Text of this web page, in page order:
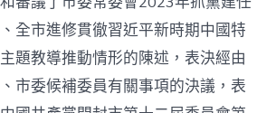
全市進修貫徹習近平新時期中國特
題教導推動情形的陳述，表決經由
市委候補委員有關事項的決議，表